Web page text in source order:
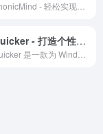
Quicker - 打造个性化的Windows快捷操作体验